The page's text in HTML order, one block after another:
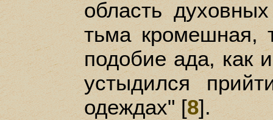
область
тьма кромешная,
подобие ада, как
устыдился
одеждах" [8].